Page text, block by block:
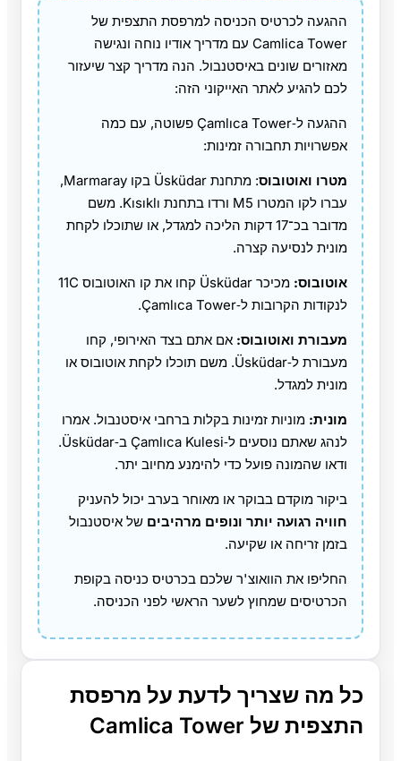
ההגעה לכרטיס הכניסה למרפסת התצפית של
Camlica Tower עם מדריך אודיו נוחה ונגישה
מאזורים שונים באיסטנבול. הנה מדריך קצר שיעזור
לכם להגיע לאתר האייקוני הזה:
ההגעה ל‑Çamlıca Tower פשוטה, עם כמה
אפשרויות תחבורה זמינות:
מטרו ואוטובוס
: מתחנת Üsküdar בקו Marmaray,
עברו לקו המטרו M5 ורדו בתחנת Kısıklı. משם
מדובר בכ־17 דקות הליכה למגדל, או שתוכלו לקחת
מונית לנסיעה קצרה.
אוטובוס:
מכיכר Üsküdar קחו את קו האוטובוס 11C
לנקודות הקרובות ל‑Çamlıca Tower.
מעבורת ואוטובוס: אם אתם בצד האירופי, קחו
מעבורת ל‑Üsküdar. משם תוכלו לקחת אוטובוס או
מונית למגדל.
מונית: מוניות זמינות בקלות ברחבי איסטנבול. אמרו
לנהג שאתם נוסעים ל‑Çamlıca Kulesi ב‑Üsküdar.
ודאו שהמונה פועל כדי להימנע מחיוב יתר.
ביקור מוקדם בבוקר או מאוחר בערב יכול להעניק
חוויה רגועה יותר ונופים מרהיבים של איסטנבול
בזמן זריחה או שקיעה.
החליפו את הוואוצ'ר שלכם בכרטיס כניסה בקופת
הכרטיסים שמחוץ לשער הראשי לפני הכניסה.
כל מה שצריך לדעת על מרפסת
התצפית של Camlica Tower